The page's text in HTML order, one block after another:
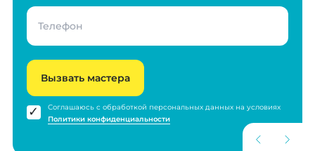
Вызвать мастера
Соглашаюсь с обработкой персональных данных на условиях
Политики конфиденциальности